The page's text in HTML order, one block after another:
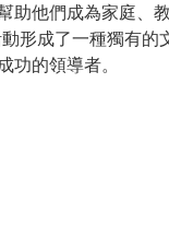
助他們成為家庭、
形成了一種獨有的
功的領導者。